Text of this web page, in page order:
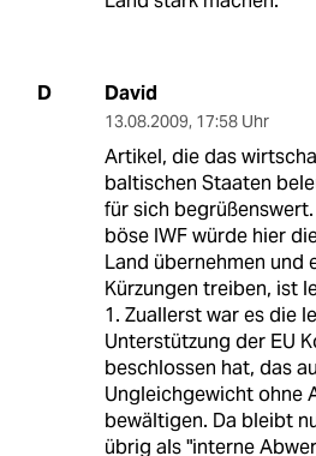
D David
13.08.2009, 17:58 Uhr
Artikel, die das
baltischen Staaten
für sich
böse IWF würde hier
Land übernehmen und
Kürzungen treiben, ist
1. Zuallerst war es die
Unterstützung der EU
beschlossen hat, das
Ungleichgewicht ohne
bewältigen. Da bleibt
übrig als "interne